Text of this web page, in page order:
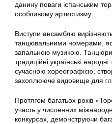
данину поваги іспанським
особливому артистизму.
Виступи ансамблю
танцювальними номерами,
запальною музикою.
традиційні українські
сучасною хореографією,
захоплююче видовище для
Протягом багатьох років
участь у численних
конкурсах, демонструючи